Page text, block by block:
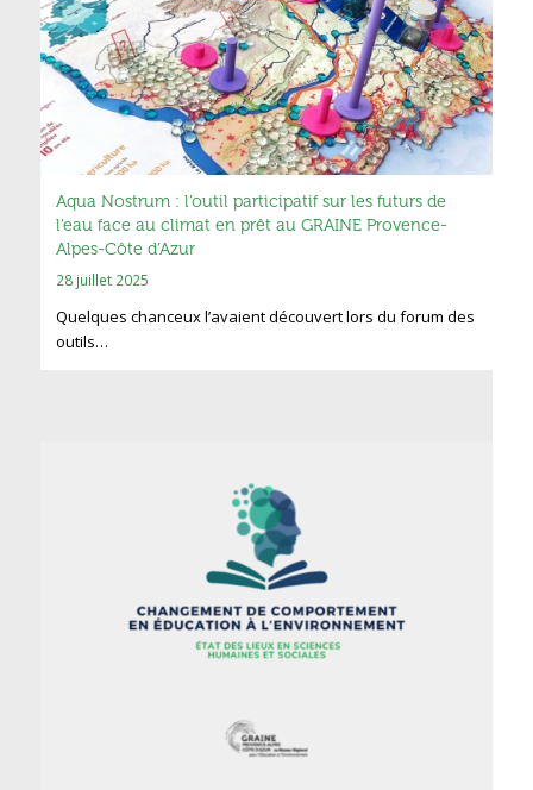
Aqua Nostrum : l’outil participatif sur les futurs de
l’eau face au climat en prêt au GRAINE Provence-
Alpes-Côte d’Azur
28 juillet 2025
Quelques chanceux l’avaient découvert lors du forum des
outils…